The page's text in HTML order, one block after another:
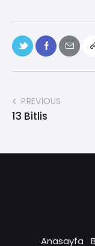
PREVIOUS
13 Bitlis
Anasayfa